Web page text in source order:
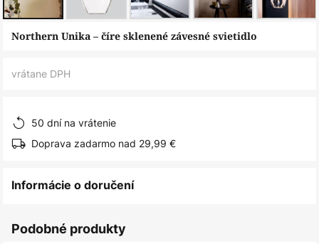
Preskočiť
Northern Unika – číre sklenené závesné svietidlo
vrátane DPH
50 dní na vrátenie
Doprava zadarmo nad 29,99 €
Informácie o doručení
Podobné produkty